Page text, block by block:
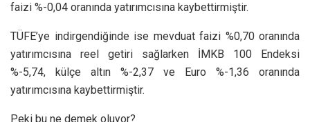
faizi %-0,04 oranında yatırımcısına kaybettirmiştir.
TÜFE’ye indirgendiğinde ise mevduat faizi %0,70 oranında
yatırımcısına reel getiri sağlarken İMKB 100 Endeksi
%-5,74, külçe altın %-2,37 ve Euro %-1,36 oranında
yatırımcısına kaybettirmiştir.
Peki bu ne demek oluyor?